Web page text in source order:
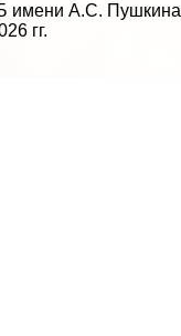
имени А.С. Пушкина
гг.